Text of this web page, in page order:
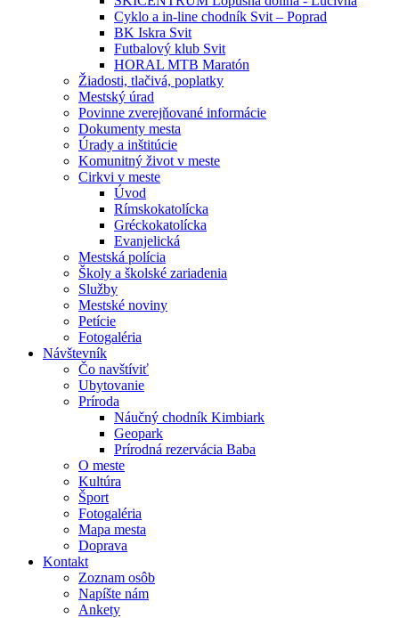
Cyklo a in-line chodník Svit – Poprad
BK Iskra Svit
Futbalový klub Svit
HORAL MTB Maratón
Žiadosti, tlačivá, poplatky
Mestský úrad
Povinne zverejňované informácie
Dokumenty mesta
Úrady a inštitúcie
Komunitný život v meste
Cirkvi v meste
Úvod
Rímskokatolícka
Gréckokatolícka
Evanjelická
Mestská polícia
Školy a školské zariadenia
Služby
Mestské noviny
Petície
Fotogaléria
Návštevník
Čo navštíviť
Ubytovanie
Príroda
Náučný chodník Kimbiark
Geopark
Prírodná rezervácia Baba
O meste
Kultúra
Šport
Fotogaléria
Mapa mesta
Doprava
Kontakt
Zoznam osôb
Napíšte nám
Ankety